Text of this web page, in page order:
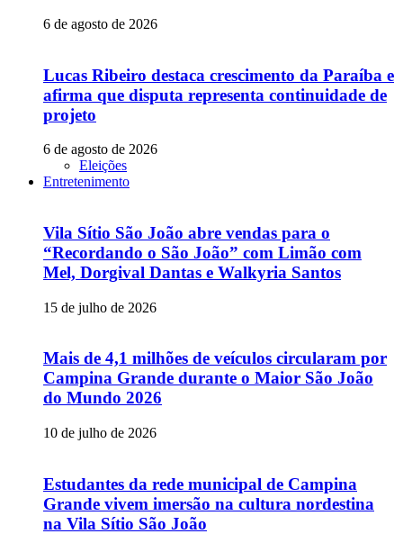
6 de agosto de 2026
Lucas Ribeiro destaca crescimento da Paraíba e
afirma que disputa representa continuidade de
projeto
6 de agosto de 2026
Eleições
Entretenimento
Vila Sítio São João abre vendas para o
“Recordando o São João” com Limão com
Mel, Dorgival Dantas e Walkyria Santos
15 de julho de 2026
Mais de 4,1 milhões de veículos circularam por
Campina Grande durante o Maior São João
do Mundo 2026
10 de julho de 2026
Estudantes da rede municipal de Campina
Grande vivem imersão na cultura nordestina
na Vila Sítio São João